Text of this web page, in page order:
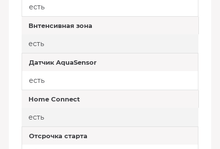
есть
Bнтенсивная зона
есть
Датчик AquaSensor
есть
Home Connect
есть
Отсрочка старта